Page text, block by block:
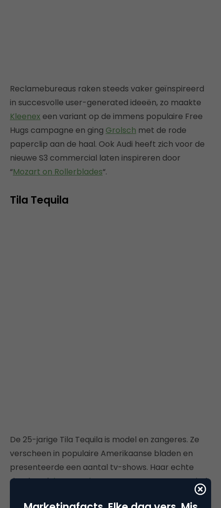
Reclamebureaus raken steeds vaker geïnspireerd
in succesvolle user-generated ideeën, zo maakte
Kleenex een variant op de immens populaire Free
Hugs campagne en ging Grolsch met de rode
paperclip aan de haal. Ook Audi heeft zich voor de
nieuwe S3 commercial laten inspireren door
“Mozart on Rollerblades“.
Tila Tequila
De 25-jarige Tila Tequila is model en zangeres. Ze
verscheen in populaire Amerikaanse bladen en
presenteerde een aantal tv-shows. Haar echte
doorbraakkwam echter op MySpace, waar ze sinds
april 2006 de positie heeft van ‘meest populaire